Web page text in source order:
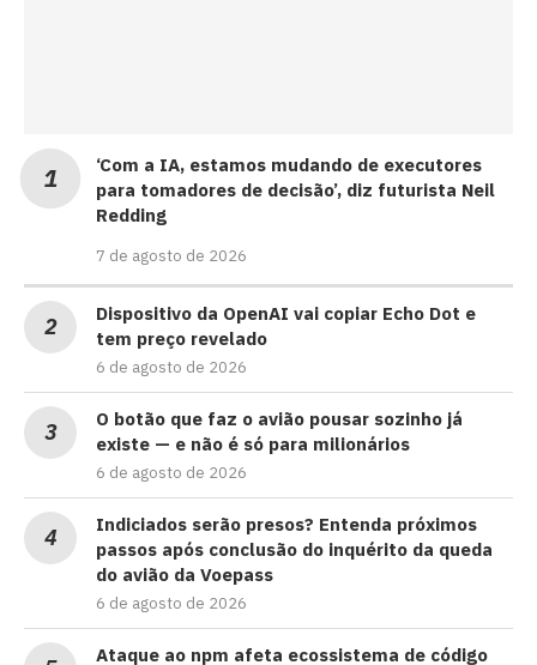
‘Com a IA, estamos mudando de executores
para tomadores de decisão’, diz futurista Neil
Redding
7 de agosto de 2026
Dispositivo da OpenAI vai copiar Echo Dot e
tem preço revelado
6 de agosto de 2026
O botão que faz o avião pousar sozinho já
existe — e não é só para milionários
6 de agosto de 2026
Indiciados serão presos? Entenda próximos
passos após conclusão do inquérito da queda
do avião da Voepass
6 de agosto de 2026
Ataque ao npm afeta ecossistema de código